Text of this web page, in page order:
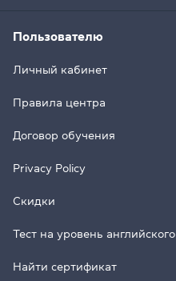
Пользователю
Личный кабинет
Правила центра
Договор обучения
Privacy Policy
Скидки
Тест на уровень английского
Найти сертификат